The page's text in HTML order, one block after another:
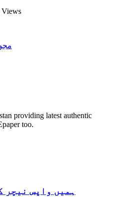
Views
providing latest authentic
too.
ہمیں واپس نیچر